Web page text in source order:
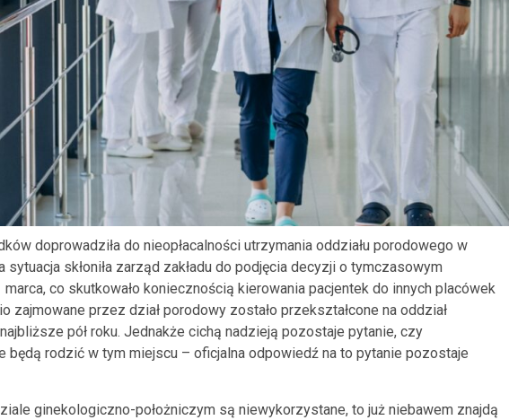
doprowadziła do nieopłacalności utrzymania oddziału porodowego w
skłoniła zarząd zakładu do podjęcia decyzji o tymczasowym
co skutkowało koniecznością kierowania pacjentek do innych placówek
zajmowane przez dział porodowy zostało przekształcone na oddział
pół roku. Jednakże cichą nadzieją pozostaje pytanie, czy
będą rodzić w tym miejscu – oficjalna odpowiedź na to pytanie pozostaje
ginekologiczno-położniczym są niewykorzystane, to już niebawem znajdą